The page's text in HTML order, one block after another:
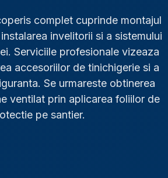
complet cuprinde montajul
invelitorii si a sistemului
Serviciile profesionale vizeaza
accesoriilor de tinichigerie si a
Se urmareste obtinerea
ventilat prin aplicarea foliilor de
pe santier.